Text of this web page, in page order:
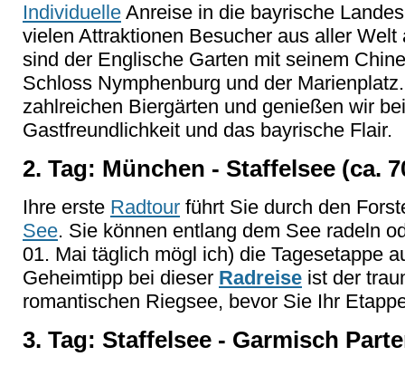
Individuelle Anreise in die bayrische
vielen Attraktionen Besucher aus aller
sind der Englische Garten mit seinem
Schloss Nymphenburg und der
zahlreichen Biergärten und genießen wir
Gastfreundlichkeit und das bayrische Flair.
2. Tag: München - Staffelsee (ca.
Ihre erste Radtour führt Sie durch den
See. Sie können entlang dem See radeln
01. Mai täglich mögl ich) die Tagesetappe
Geheimtipp bei dieser Radreise ist der
romantischen Riegsee, bevor Sie Ihr
3. Tag: Staffelsee - Garmisch